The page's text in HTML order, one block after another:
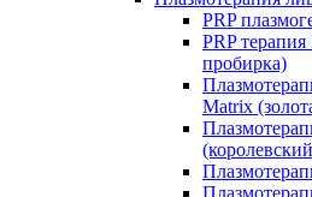
PRP
PRP
пробирка)
Matrix